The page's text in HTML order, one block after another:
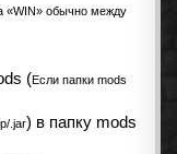
«WIN» обычно между
(Если папки mods
.jar) в папку mods